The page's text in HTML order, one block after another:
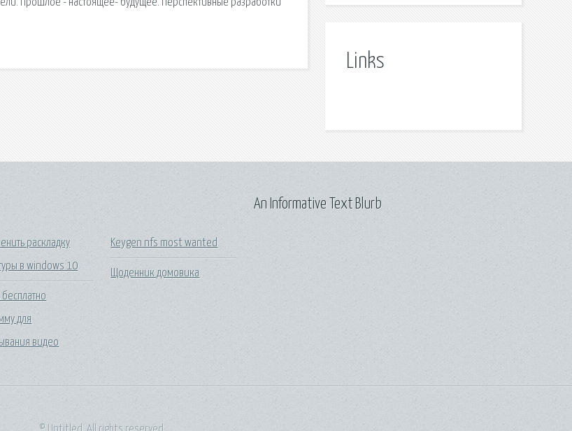
Прошлое - настоящее- будущее. Перспективные разработки
Links
раскладку
в windows 10
бесплатно
для
видео
Keygen nfs most wanted
Щоденник домовика
An Informative Text Blurb